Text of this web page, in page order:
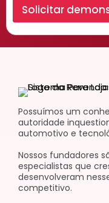
Solicitar
Possuímos um
autoridade
automotivo e
Nossos fundadores
especialistas que
desenvolveram
competitivo.